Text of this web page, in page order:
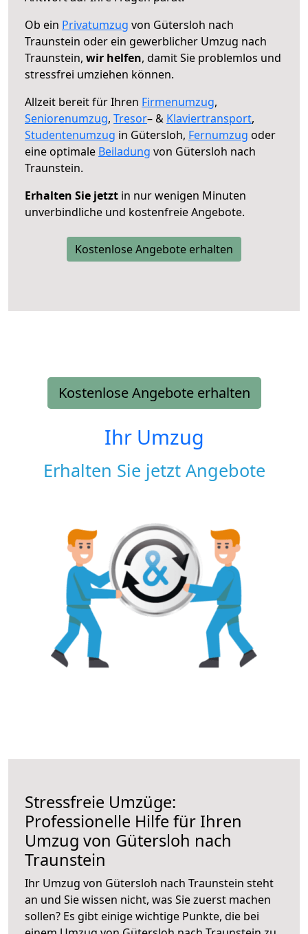
Ob ein Privatumzug von Gütersloh nach
Traunstein oder ein gewerblicher Umzug nach
Traunstein, wir helfen, damit Sie problemlos und
stressfrei umziehen können.
Allzeit bereit für Ihren Firmenumzug,
Seniorenumzug, Tresor– & Klaviertransport,
Studentenumzug in Gütersloh, Fernumzug oder
eine optimale Beiladung von Gütersloh nach
Traunstein.
Erhalten Sie jetzt in nur wenigen Minuten
unverbindliche und kostenfreie Angebote.
Kostenlose Angebote erhalten
Kostenlose Angebote erhalten
Ihr Umzug
Erhalten Sie jetzt Angebote
Stressfreie Umzüge:
Professionelle Hilfe für Ihren
Umzug von Gütersloh nach
Traunstein
Ihr Umzug von Gütersloh nach Traunstein steht
an und Sie wissen nicht, was Sie zuerst machen
sollen? Es gibt einige wichtige Punkte, die bei